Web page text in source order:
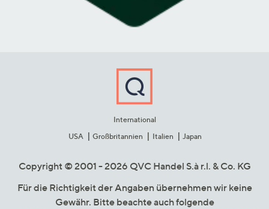
International
USA
Großbritannien Italien Japan
Copyright © 2001 - 2026 QVC Handel S.à r.l. & Co. KG
Für die Richtigkeit der Angaben übernehmen wir keine
Gewähr. Bitte beachte auch folgende